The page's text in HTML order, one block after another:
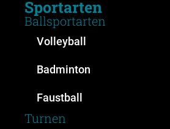
Sportarten
Ballsportarten
Volleyball
Badminton
Faustball
Turnen